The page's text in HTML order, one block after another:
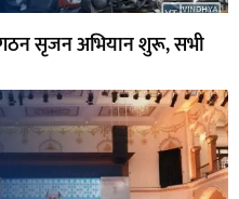
सृजन अभियान शुरू, सभी